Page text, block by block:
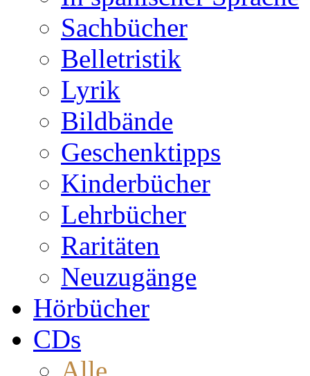
Sachbücher
Belletristik
Lyrik
Bildbände
Geschenktipps
Kinderbücher
Lehrbücher
Raritäten
Neuzugänge
Hörbücher
CDs